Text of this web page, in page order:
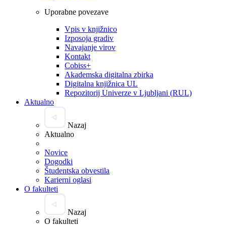
Uporabne povezave
Vpis v knjižnico
Izposoja gradiv
Navajanje virov
Kontakt
Cobiss+
Akademska digitalna zbirka
Digitalna knjižnica UL
Repozitorij Univerze v Ljubljani (RUL)
Aktualno
Nazaj
Aktualno
Novice
Dogodki
Študentska obvestila
Karierni oglasi
O fakulteti
Nazaj
O fakulteti